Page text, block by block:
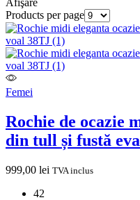
Products per page
Femei
Rochie de ocazie
din tull și fustă
999,00 lei TVA inclus
42